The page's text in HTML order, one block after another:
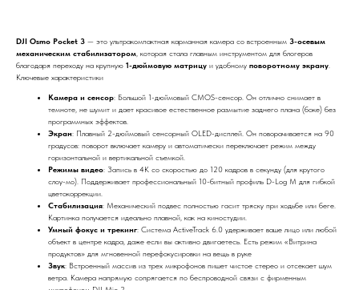
DJI Osmo Pocket 3 — это ультракомпактная карманная камера со встроенным 3-осевым
механическим стабилизатором , которая стала главным инструментом для блогеров
благодаря переходу на крупную 1-дюймовую матрицу и удобному поворотному экрану
Ключевые характеристики
Камера и сенсор: Большой 1-дюймовый CMOS-сенсор. Он отлично снимает в
темноте, не шумит и дает красивое естественное размытие заднего плана (боке) без
программных эффектов.
Экран: Плавный 2-дюймовый сенсорный OLED-дисплей. Он поворачивается на 90
градусов: поворот включает камеру и автоматически переключает режим между
горизонтальной и вертикальной съемкой.
Режимы видео: Запись в 4K со скоростью до 120 кадров в секунду (для крутого
слоу-мо). Поддерживает профессиональный 10-битный профиль D-Log M для гибкой
цветокоррекции.
Стабилизация: Механический подвес полностью гасит тряску при ходьбе или беге.
Картинка получается идеально плавной, как на киностудии.
Умный фокус и трекинг: Система ActiveTrack 6.0 удерживает ваше лицо или любой
объект в центре кадра, даже если вы активно двигаетесь. Есть режим «Витрина
продуктов» для мгновенной перефокусировки на вещь в руке
Звук: Встроенный массив из трех микрофонов пишет чистое стерео и отсекает шум
ветра. Камера напрямую сопрягается по беспроводной связи с фирменным